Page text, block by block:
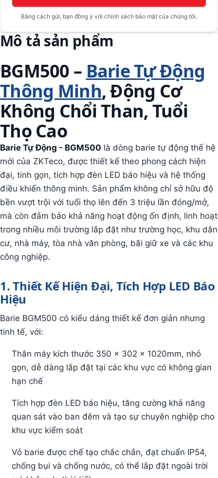
Bằng cách gửi, bạn đồng ý với chính sách bảo mật của chúng tôi.
Mô tả sản phẩm
BGM500 – Barie Tự Động
Thông Minh, Động Cơ
Không Chổi Than, Tuổi
Thọ Cao
Barie Tự Động - BGM500 là dòng barie tự động thế hệ
mới của ZKTeco, được thiết kế theo phong cách hiện
đại, tinh gọn, tích hợp đèn LED báo hiệu và hệ thống
điều khiển thông minh. Sản phẩm không chỉ sở hữu độ
bền vượt trội với tuổi thọ lên đến 3 triệu lần đóng/mở,
mà còn đảm bảo khả năng hoạt động ổn định, linh hoạt
trong nhiều môi trường lắp đặt như trường học, khu dân
cư, nhà máy, tòa nhà văn phòng, bãi giữ xe và các khu
công nghiệp.
1. Thiết Kế Hiện Đại, Tích Hợp LED Báo
Hiệu
Barie BGM500 có kiểu dáng thiết kế đơn giản nhưng
tinh tế, với:
Thân máy kích thước 350 x 302 x 1020mm, nhỏ
gọn, dễ dàng lắp đặt tại các khu vực có không gian
hạn chế
Tích hợp đèn LED báo hiệu, tăng cường khả năng
quan sát vào ban đêm và tạo sự chuyên nghiệp cho
khu vực kiểm soát
Vỏ barie được chế tạo chắc chắn, đạt chuẩn IP54,
chống bụi và chống nước, có thể lắp đặt ngoài trời